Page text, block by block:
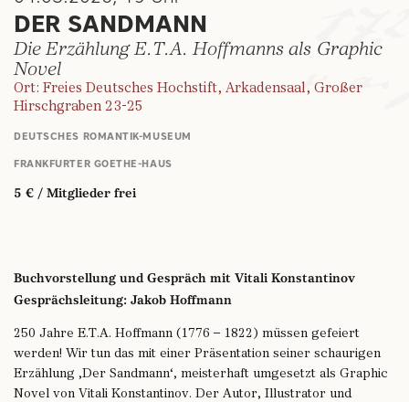
DER SANDMANN
Die Erzählung E.T.A. Hoffmanns als Graphic
Novel
Ort: Freies Deutsches Hochstift, Arkadensaal, Großer
Hirschgraben 23-25
DEUTSCHES ROMANTIK-MUSEUM
FRANKFURTER GOETHE-HAUS
5 € / Mitglieder frei
Buchvorstellung und Gespräch mit Vitali Konstantinov
Gesprächsleitung: Jakob Hoffmann
250 Jahre E.T.A. Hoffmann (1776 – 1822) müssen gefeiert
werden! Wir tun das mit einer Präsentation seiner schaurigen
Erzählung ‚Der Sandmann‘, meisterhaft umgesetzt als Graphic
Novel von Vitali Konstantinov. Der Autor, Illustrator und